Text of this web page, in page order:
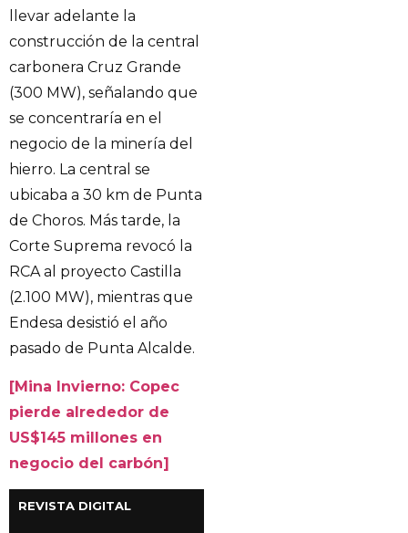
llevar adelante la
construcción de la central
carbonera Cruz Grande
(300 MW), señalando que
se concentraría en el
negocio de la minería del
hierro. La central se
ubicaba a 30 km de Punta
de Choros. Más tarde, la
Corte Suprema revocó la
RCA al proyecto Castilla
(2.100 MW), mientras que
Endesa desistió el año
pasado de Punta Alcalde.
[Mina Invierno: Copec
pierde alrededor de
US$145 millones en
negocio del carbón]
REVISTA DIGITAL